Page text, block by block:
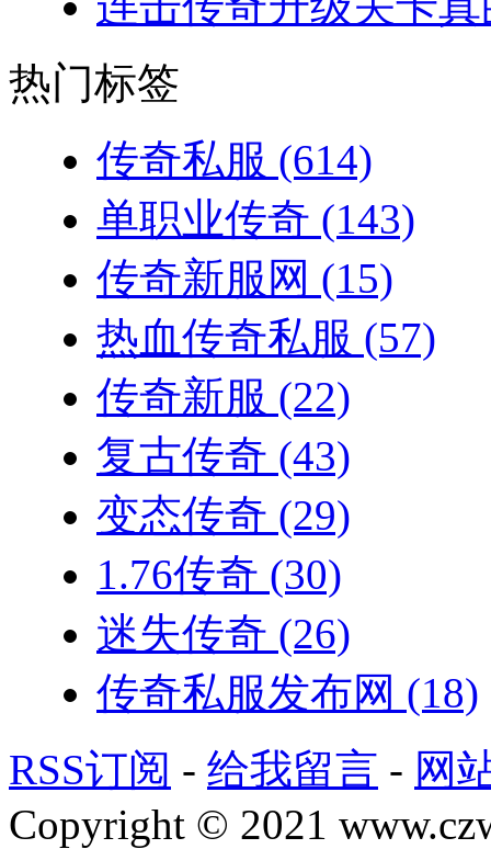
热门标签
传奇私服 (614)
单职业传奇 (143)
传奇新服网 (15)
热血传奇私服 (57)
传奇新服 (22)
复古传奇 (43)
变态传奇 (29)
1.76传奇 (30)
迷失传奇 (26)
传奇私服发布网 (18)
RSS订阅 - 给我留言 - 网
Copyright © 2021